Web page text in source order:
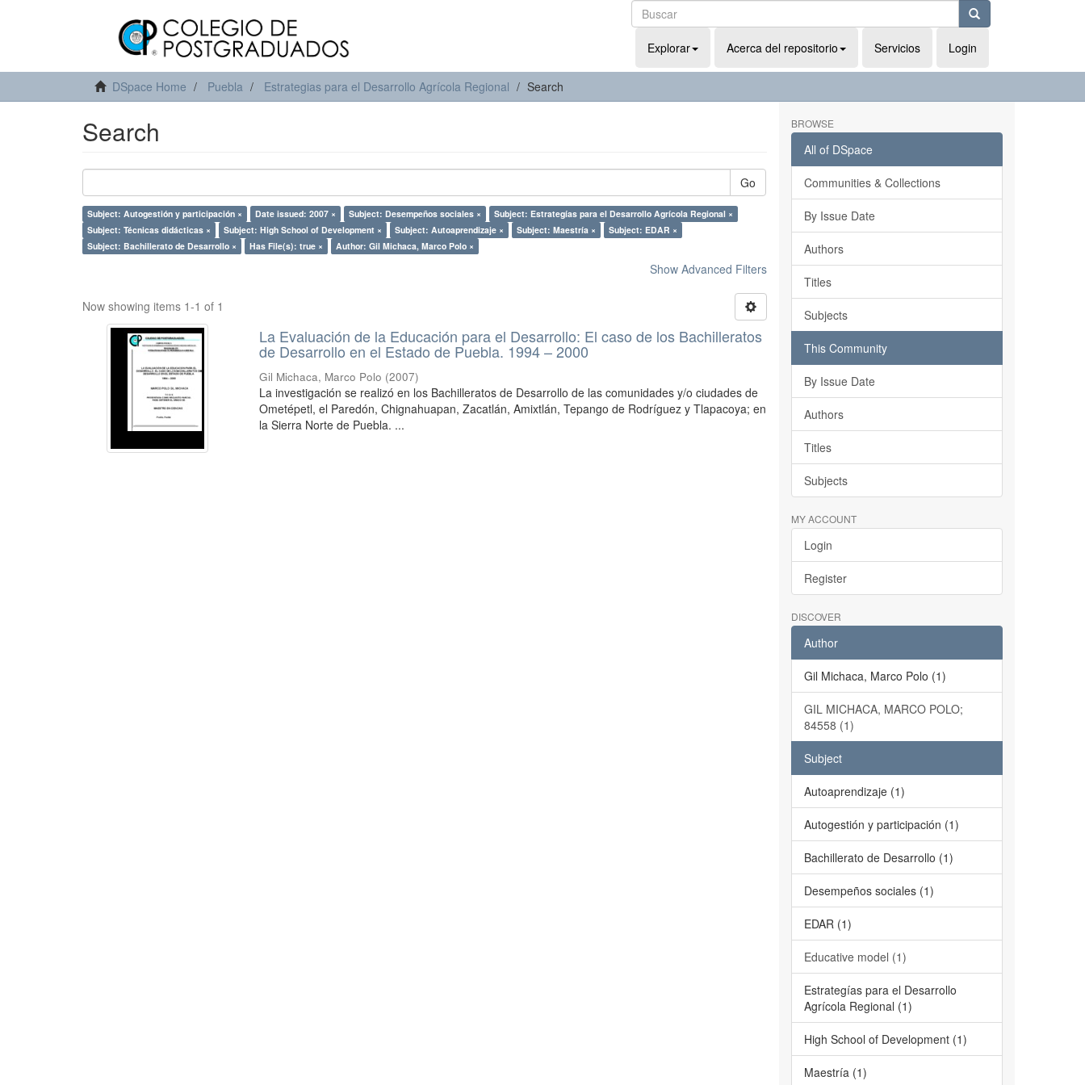
Explorar Acerca del repositorio Servicios Login
DSpace Home Puebla Estrategias para el Desarrollo Agrícola Regional Search
Search
Go
Subject: Autogestión y participación × Date issued: 2007 × Subject: Desempeños sociales ×
Subject: Estrategías para el Desarrollo Agrícola Regional ×
Subject: Técnicas didácticas ×
Subject: High School of Development × Subject: Autoaprendizaje × Subject: Maestría ×
Subject: EDAR ×
Subject: Bachillerato de Desarrollo ×
Has File(s): true × Author: Gil Michaca, Marco Polo ×
Show Advanced Filters
Now showing items 1-1 of 1
La Evaluación de la Educación para el Desarrollo: El caso de los Bachilleratos
de Desarrollo en el Estado de Puebla. 1994 – 2000
Gil Michaca, Marco Polo (2007)
La investigación se realizó en los Bachilleratos de Desarrollo de las comunidades y/o ciudades de
Ometépetl, el Paredón, Chignahuapan, Zacatlán, Amixtlán, Tepango de Rodríguez y Tlapacoya; en
la Sierra Norte de Puebla. ...
BROWSE
All of DSpace
Communities & Collections
By Issue Date
Authors
Titles
Subjects
This Community
By Issue Date
Authors
Titles
Subjects
MY ACCOUNT
Login
Register
DISCOVER
Author
Gil Michaca, Marco Polo (1)
GIL MICHACA, MARCO POLO;
84558 (1)
Subject
Autoaprendizaje (1)
Autogestión y participación (1)
Bachillerato de Desarrollo (1)
Desempeños sociales (1)
EDAR (1)
Educative model (1)
Estrategías para el Desarrollo
Agrícola Regional (1)
High School of Development (1)
Maestría (1)